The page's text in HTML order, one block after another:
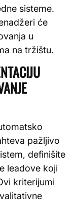
sisteme.
će
u
na tržištu.
pažljivo
definišite
leadove koji
kriterijumi